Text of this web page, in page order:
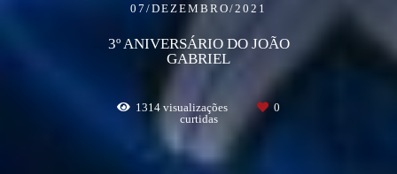
07/DEZEMBRO/2021
3º ANIVERSÁRIO DO JOÃO
GABRIEL
1314 visualizações
0
curtidas